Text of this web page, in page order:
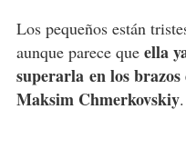
Los pequeños están
aunque parece que ella
superarla en los
Maksim Chmerkovskiy.